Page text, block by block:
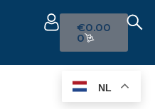
€0.00
0
NL